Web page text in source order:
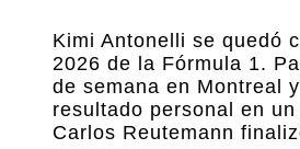
Kimi Antonelli se quedó
2026 de la Fórmula 1.
de semana en Montreal
resultado personal en
Carlos Reutemann